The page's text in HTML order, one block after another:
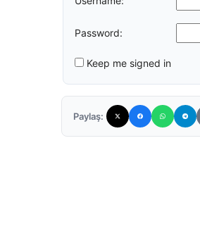
Password:
Keep me signed in
Paylaş: